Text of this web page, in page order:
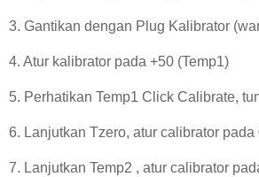
3. Gantikan dengan Plug Kalibrator
4. Atur kalibrator pada +50 (Temp1)
5. Perhatikan Temp1 Click Calibrate,
6. Lanjutkan Tzero, atur calibrator
7. Lanjutkan Temp2 , atur calibrator